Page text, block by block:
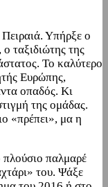
Υπήρξε ο
ταξιδιώτης της
Το καλύτερο
Ευρώπης,
οπαδός. Κι
της ομάδας.
«πρέπει», μα η
πλούσιο παλμαρέ
του. Ψάξε